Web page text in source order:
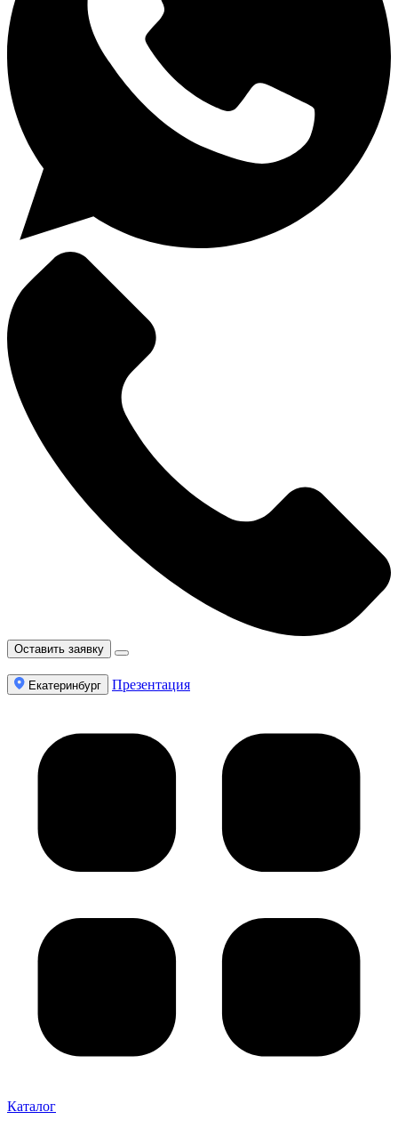
Оставить заявку
Екатеринбург Презентация
Каталог